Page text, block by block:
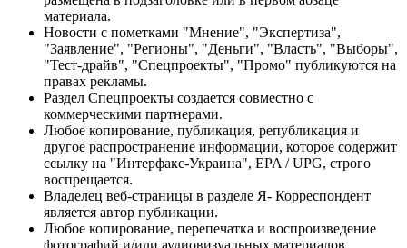
материала.
Новости с пометками "Мнение", "Экспертиза",
"Заявление", "Регионы", "Деньги", "Власть", "Выборы",
"Тест-драйв", "Спецпроекты", "Промо" публикуются на
правах рекламы.
Раздел Спецпроекты создается совместно с
коммерческими партнерами.
Любое копирование, публикация, републикация и
другое распространение информации, которое содержит
ссылку на "Интерфакс-Украина", EPA / UPG, строго
воспрещается.
Владелец веб-страницы в разделе Я- Корреспондент
является автор публикации.
Любое копирование, перепечатка и воспроизведение